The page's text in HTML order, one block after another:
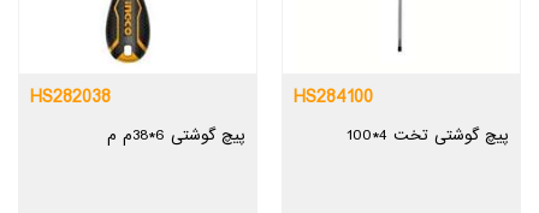
HS284100
پیچ گوشتی تخت 4*100
HS282038
پیچ گوشتی 6*38م م